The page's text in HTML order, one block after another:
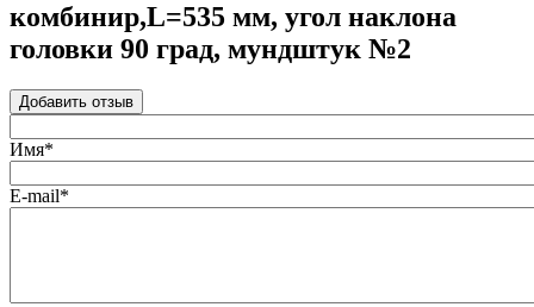
комбинир,L=535 мм, угол наклона
головки 90 град, мундштук №2
Добавить отзыв
Имя*
E-mail*